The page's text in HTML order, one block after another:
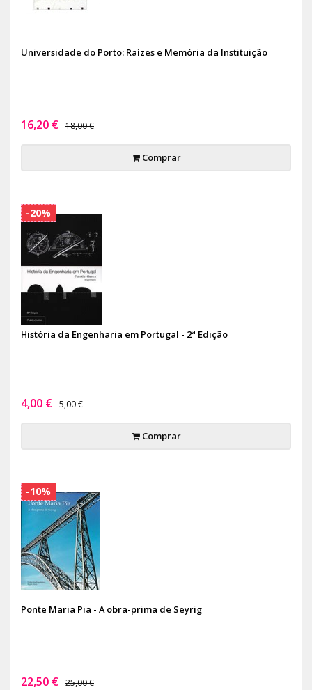
Universidade do Porto: Raízes e Memória da Instituição
16,20 € 18,00 €
Comprar
História da Engenharia em Portugal - 2ª Edição
4,00 € 5,00 €
Comprar
-20%
Ponte Maria Pia - A obra-prima de Seyrig
22,50 € 25,00 €
-10%